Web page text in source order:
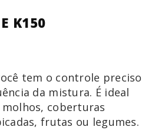
K150
tem o controle preciso
da mistura. É ideal
coberturas
frutas ou legumes.